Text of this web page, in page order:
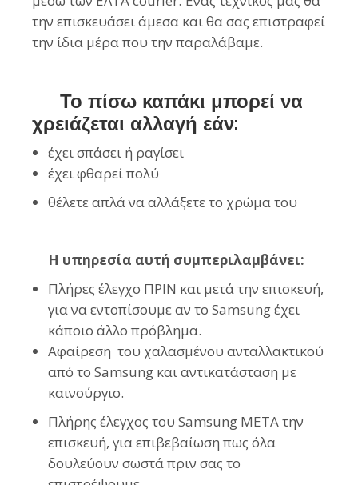
την επισκευάσει άμεσα και θα σας επιστραφεί
την ίδια μέρα που την παραλάβαμε.
Το πίσω καπάκι μπορεί να
χρειάζεται αλλαγή εάν:
έχει σπάσει ή ραγίσει
έχει φθαρεί πολύ
θέλετε απλά να αλλάξετε το χρώμα του
Η υπηρεσία αυτή συμπεριλαμβάνει:
Πλήρες έλεγχο ΠΡΙΝ και μετά την επισκευή,
για να εντοπίσουμε αν το Samsung έχει
κάποιο άλλο πρόβλημα.
Αφαίρεση του χαλασμένου ανταλλακτικού
από το Samsung και αντικατάσταση με
καινούργιο.
Πλήρης έλεγχος του Samsung ΜΕΤΑ την
επισκευή, για επιβεβαίωση πως όλα
δουλεύουν σωστά πριν σας το